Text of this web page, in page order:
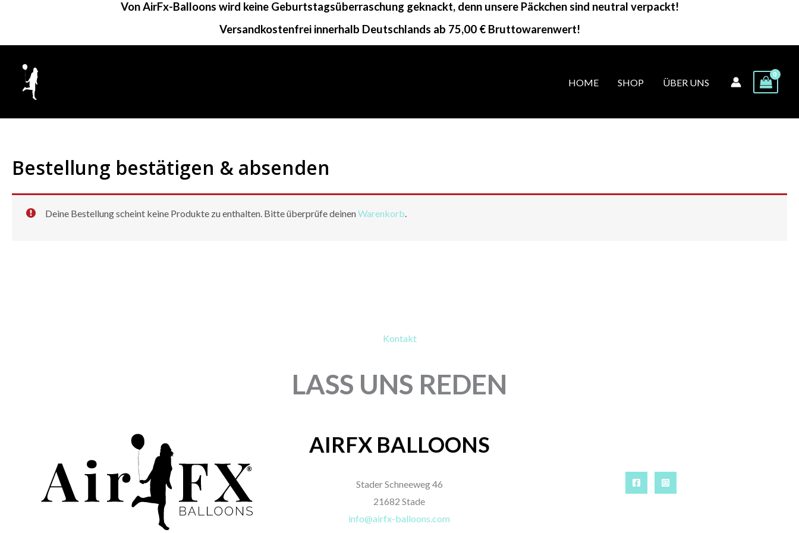
springen
Von AirFx-Balloons wird keine Geburtstagsüberraschung geknackt, denn unsere Päckchen sind neutral verpackt!
Versandkostenfrei innerhalb Deutschlands ab 75,00 € Bruttowarenwert!
HOME SHOP ÜBER UNS
Bestellung bestätigen & absenden
Deine Bestellung scheint keine Produkte zu enthalten. Bitte überprüfe deinenWarenkorb.
Kontakt
LASS UNS REDEN
AIRFX BALLOONS
Stader Schneeweg 46
21682 Stade
info@airfx-balloons.com